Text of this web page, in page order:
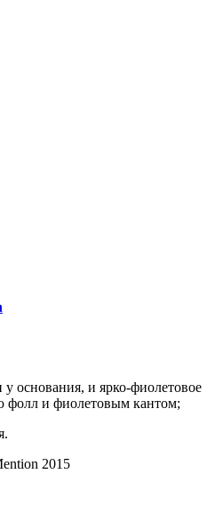
основания, и ярко-фиолетовое
фолл и фиолетовым кантом;
2015